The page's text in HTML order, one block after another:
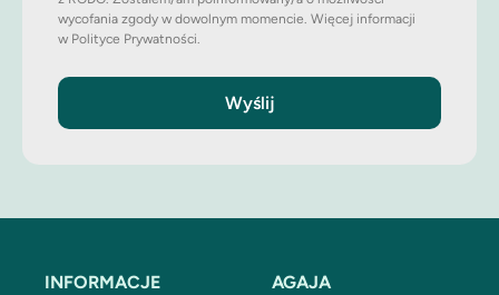
wycofania zgody w dowolnym momencie. Więcej informacji
w Polityce Prywatności.
Wyślij
AGAJA
INFORMACJE